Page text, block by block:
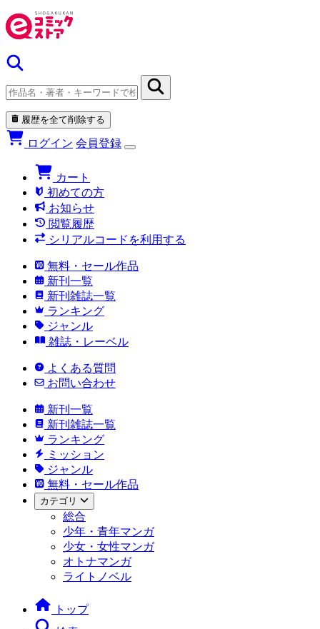
履歴を全て削除する
ログイン 会員登録
カート
初めての方
お知らせ
閲覧履歴
シリアルコードを利用する
無料・セール作品
新刊一覧
新刊雑誌一覧
ランキング
ジャンル
雑誌・レーベル
よくある質問
お問い合わせ
新刊一覧
新刊雑誌一覧
ランキング
ミッション
ジャンル
無料・セール作品
カテゴリ
総合
少年・青年マンガ
少女・女性マンガ
オトナマンガ
ライトノベル
トップ